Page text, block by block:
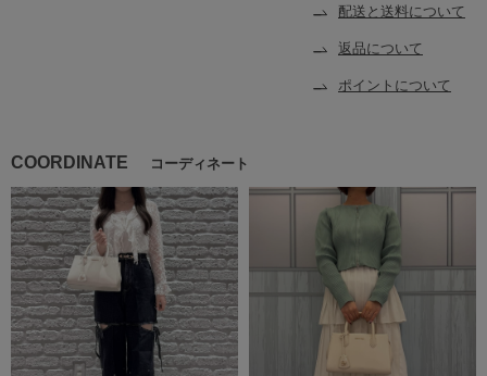
配送と送料について
返品について
ポイントについて
COORDINATE コーディネート